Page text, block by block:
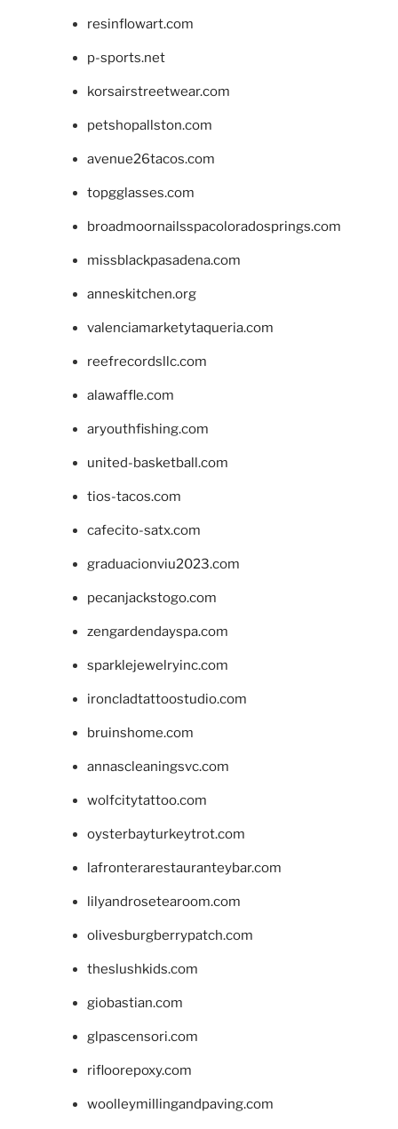
resinflowart.com
p-sports.net
korsairstreetwear.com
petshopallston.com
avenue26tacos.com
topgglasses.com
broadmoornailsspacoloradosprings.com
missblackpasadena.com
anneskitchen.org
valenciamarketytaqueria.com
reefrecordsllc.com
alawaffle.com
aryouthfishing.com
united-basketball.com
tios-tacos.com
cafecito-satx.com
graduacionviu2023.com
pecanjackstogo.com
zengardendayspa.com
sparklejewelryinc.com
ironcladtattoostudio.com
bruinshome.com
annascleaningsvc.com
wolfcitytattoo.com
oysterbayturkeytrot.com
lafronterarestauranteybar.com
lilyandrosetearoom.com
olivesburgberrypatch.com
theslushkids.com
giobastian.com
glpascensori.com
rifloorepoxy.com
woolleymillingandpaving.com